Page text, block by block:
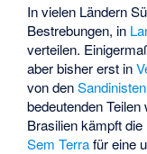
In vielen Ländern
Bestrebungen, in
verteilen.
aber bisher erst in
von denSandinisten
bedeutenden
Brasilien kämpft die
Sem Terrafür eine